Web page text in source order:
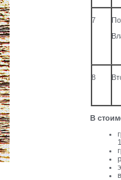
7
8
В